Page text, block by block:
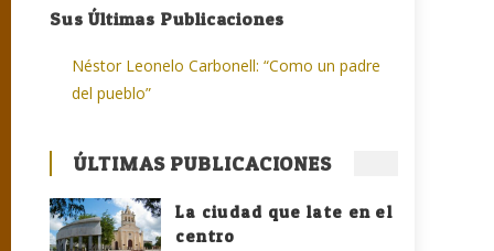
Sus Últimas Publicaciones
Néstor Leonelo Carbonell: “Como un padre
del pueblo”
ÚLTIMAS PUBLICACIONES
La ciudad que late en el
centro